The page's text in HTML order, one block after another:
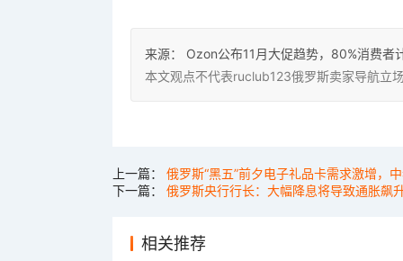
来源：
Ozon公布11月大促趋势，80%消费者
本文观点不代表ruclub123俄罗斯卖家导航立
上一篇： 俄罗斯“黑五”前夕电子礼品卡需求激增，
下一篇： 俄罗斯央行行长：大幅降息将导致通胀飙
相关推荐